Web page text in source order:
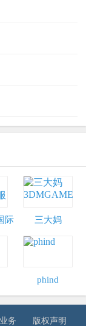
际 三大妈
3DMGAME
phind
务 版权声明